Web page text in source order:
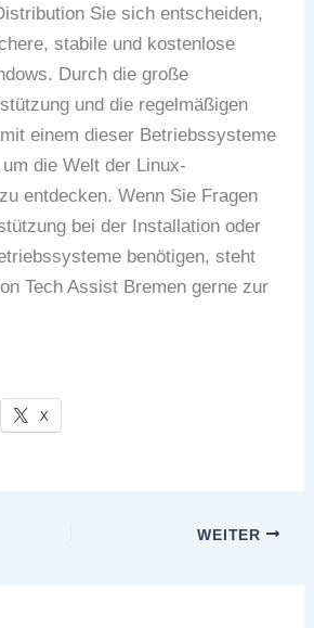
Sie sich entscheiden,
stabile und kostenlose
Durch die große
und die regelmäßigen
einem dieser Betriebssysteme
die Welt der Linux-
entdecken. Wenn Sie Fragen
bei der Installation oder
benötigen, steht
Tech Assist Bremen gerne zur
X
WEITER